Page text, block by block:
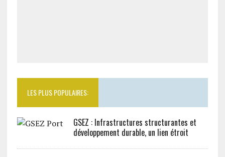
LES PLUS POPULAIRES:
GSEZ : Infrastructures structurantes et
développement durable, un lien étroit